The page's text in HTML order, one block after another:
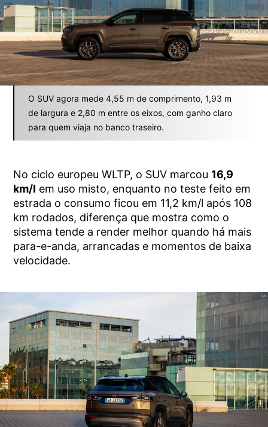
O SUV agora mede 4,55 m de comprimento, 1,93 m
de largura e 2,80 m entre os eixos, com ganho claro
para quem viaja no banco traseiro.
No ciclo europeu WLTP, o SUV marcou 16,9
km/l em uso misto, enquanto no teste feito em
estrada o consumo ficou em 11,2 km/l após 108
km rodados, diferença que mostra como o
sistema tende a render melhor quando há mais
para-e-anda, arrancadas e momentos de baixa
velocidade.